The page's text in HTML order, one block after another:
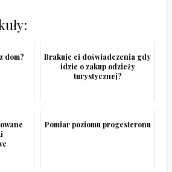
dom?
Brakuje ci doświadczenia gdy
idzie o zakup odzieży
turystycznej?
Pomiar poziomu progesteronu